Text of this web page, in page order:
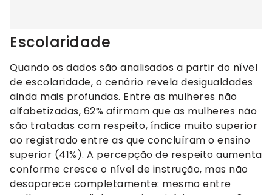
Escolaridade
Quando os dados são analisados a partir do nível
de escolaridade, o cenário revela desigualdades
ainda mais profundas. Entre as mulheres não
alfabetizadas, 62% afirmam que as mulheres não
são tratadas com respeito, índice muito superior
ao registrado entre as que concluíram o ensino
superior (41%). A percepção de respeito aumenta
conforme cresce o nível de instrução, mas não
desaparece completamente: mesmo entre